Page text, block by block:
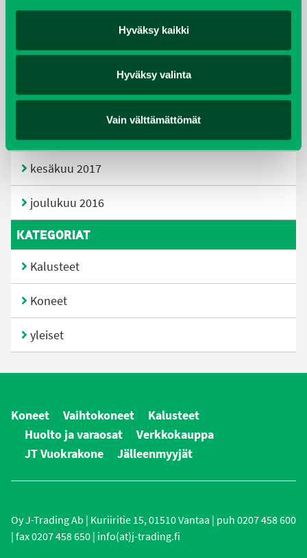
Hyväksy kaikki
Hyväksy valinta
Vain välttämättömät
joulukuu 2017
kesäkuu 2017
joulukuu 2016
KATEGORIAT
Kalusteet
Koneet
yleiset
Koneet Vaihtokoneet
Kalusteet
Huolto ja varaosat
Verkkokauppa
JT Vuokrakone
Jälleenmyyjät
Oy J-Trading Ab | Kuriiritie 15, 01510 Vantaa | puh 0207 458 600
| fax 0207 458 650 | info(at)j-trading.fi